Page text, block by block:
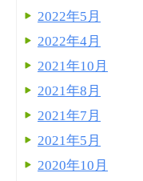
2022年5月
2022年4月
2021年10月
2021年8月
2021年7月
2021年5月
2020年10月